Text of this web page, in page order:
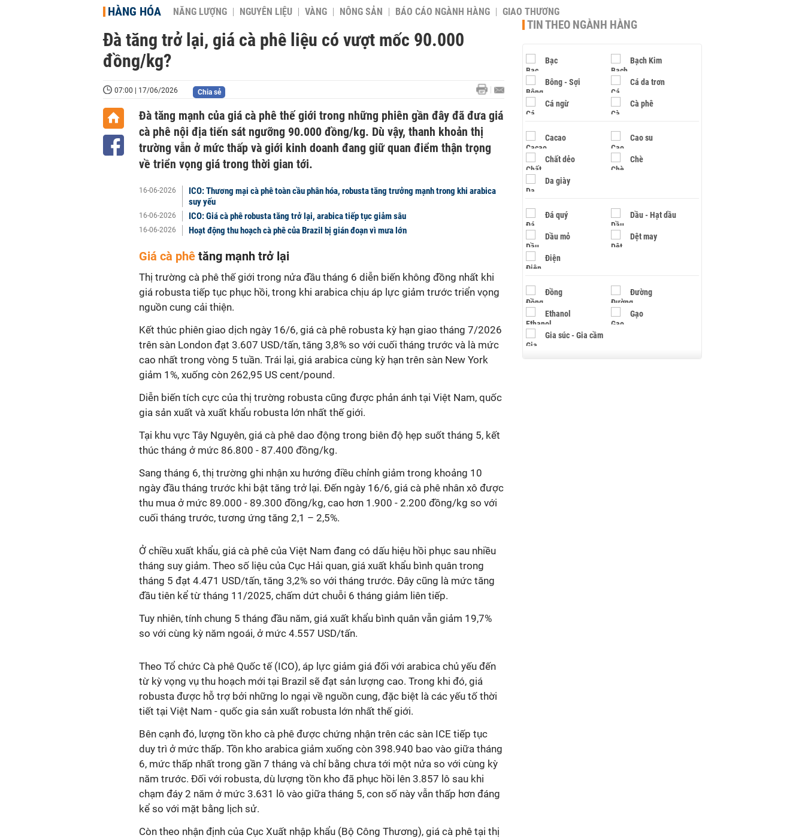
HÀNG HÓA NĂNG LƯỢNG NGUYÊN LIỆU VÀNG NÔNG SẢN BÁO CÁO NGÀNH HÀNG GIAO THƯƠNG
Đà tăng trở lại, giá cà phê liệu có vượt mốc 90.000
đồng/kg?
07:00 | 17/06/2026 Chia sẻ
Đà tăng mạnh của giá cà phê thế giới trong những phiên gần đây đã đưa giá
cà phê nội địa tiến sát ngưỡng 90.000 đồng/kg. Dù vậy, thanh khoản thị
trường vẫn ở mức thấp và giới kinh doanh đang giữ quan điểm thận trọng
về triển vọng giá trong thời gian tới.
16-06-2026
ICO: Thương mại cà phê toàn cầu phân hóa, robusta tăng trưởng mạnh trong khi arabica
suy yếu
16-06-2026 ICO: Giá cà phê robusta tăng trở lại, arabica tiếp tục giảm sâu
16-06-2026 Hoạt động thu hoạch cà phê của Brazil bị gián đoạn vì mưa lớn
Giá cà phê tăng mạnh trở lại
Thị trường cà phê thế giới trong nửa đầu tháng 6 diễn biến không đồng nhất khi
giá robusta tiếp tục phục hồi, trong khi arabica chịu áp lực giảm trước triển vọng
nguồn cung cải thiện.
Kết thúc phiên giao dịch ngày 16/6, giá cà phê robusta kỳ hạn giao tháng 7/2026
trên sàn London đạt 3.607 USD/tấn, tăng 3,8% so với cuối tháng trước và là mức
cao nhất trong vòng 5 tuần. Trái lại, giá arabica cùng kỳ hạn trên sàn New York
giảm 1%, xuống còn 262,95 US cent/pound.
Diễn biến tích cực của thị trường robusta cũng được phản ánh tại Việt Nam, quốc
gia sản xuất và xuất khẩu robusta lớn nhất thế giới.
Tại khu vực Tây Nguyên, giá cà phê dao động trong biên độ hẹp suốt tháng 5, kết
thúc tháng ở mức 86.800 - 87.400 đồng/kg.
Sang tháng 6, thị trường ghi nhận xu hướng điều chỉnh giảm trong khoảng 10
ngày đầu tháng trước khi bật tăng trở lại. Đến ngày 16/6, giá cà phê nhân xô được
thu mua ở mức 89.000 - 89.300 đồng/kg, cao hơn 1.900 - 2.200 đồng/kg so với
cuối tháng trước, tương ứng tăng 2,1 – 2,5%.
Ở chiều xuất khẩu, giá cà phê của Việt Nam đang có dấu hiệu hồi phục sau nhiều
tháng suy giảm. Theo số liệu của Cục Hải quan, giá xuất khẩu bình quân trong
tháng 5 đạt 4.471 USD/tấn, tăng 3,2% so với tháng trước. Đây cũng là mức tăng
đầu tiên kể từ tháng 11/2025, chấm dứt chuỗi 6 tháng giảm liên tiếp.
Tuy nhiên, tính chung 5 tháng đầu năm, giá xuất khẩu bình quân vẫn giảm 19,7%
so với cùng kỳ năm ngoái, ở mức 4.557 USD/tấn.
Theo Tổ chức Cà phê Quốc tế (ICO), áp lực giảm giá đối với arabica chủ yếu đến
từ kỳ vọng vụ thu hoạch mới tại Brazil sẽ đạt sản lượng cao. Trong khi đó, giá
robusta được hỗ trợ bởi những lo ngại về nguồn cung, đặc biệt là các yếu tố thời
tiết tại Việt Nam - quốc gia sản xuất robusta lớn nhất thế giới.
Bên cạnh đó, lượng tồn kho cà phê được chứng nhận trên các sàn ICE tiếp tục
duy trì ở mức thấp. Tồn kho arabica giảm xuống còn 398.940 bao vào giữa tháng
6, mức thấp nhất trong gần 7 tháng và chỉ bằng chưa tới một nửa so với cùng kỳ
năm trước. Đối với robusta, dù lượng tồn kho đã phục hồi lên 3.857 lô sau khi
chạm đáy 2 năm ở mức 3.631 lô vào giữa tháng 5, con số này vẫn thấp hơn đáng
kể so với mặt bằng lịch sử.
Còn theo nhận định của Cục Xuất nhập khẩu (Bộ Công Thương), giá cà phê tại thị
TIN THEO NGÀNH HÀNG
Bạc Bạch Kim
Bông - Sợi Cá da trơn
Cá ngừ Cà phê
Cacao Cao su
Chất dẻo Chè
Da giày
Đá quý Dầu - Hạt dầu
Dầu mỏ Dệt may
Điện
Đồng Đường
Ethanol Gạo
Gia súc - Gia cầm